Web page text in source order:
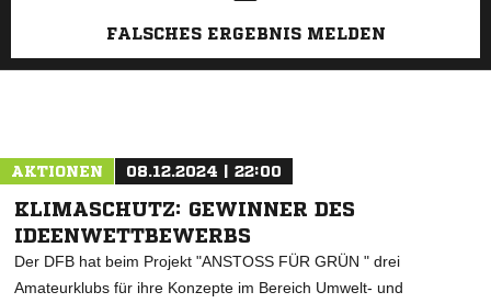
FALSCHES ERGEBNIS MELDEN
AKTIONEN 08.12.2024 | 22:00
KLIMASCHUTZ: GEWINNER DES
IDEENWETTBEWERBS
Der DFB hat beim Projekt "ANSTOSS FÜR GRÜN " drei
Amateurklubs für ihre Konzepte im Bereich Umwelt- und